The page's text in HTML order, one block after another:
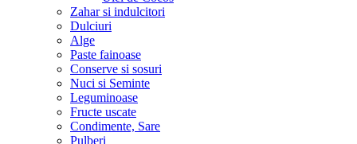
Zahar si indulcitori
Dulciuri
Alge
Paste fainoase
Conserve si sosuri
Nuci si Seminte
Leguminoase
Fructe uscate
Condimente, Sare
Pulberi